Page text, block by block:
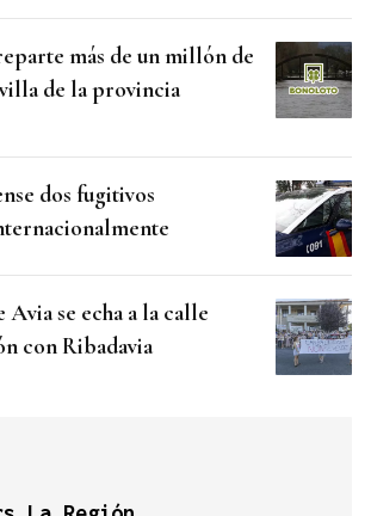
más de un millón de
de la provincia
dos fugitivos
se echa a la calle
con Ribadavia